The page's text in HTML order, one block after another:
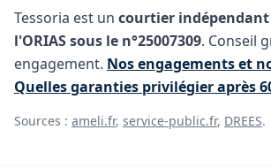
Tessoria est un courtier
l'ORIAS sous le n°25007309. Conseil
engagement. Nos engagements et
Quelles garanties privilégier après
Sources : ameli.fr, service-public.fr, DREES.